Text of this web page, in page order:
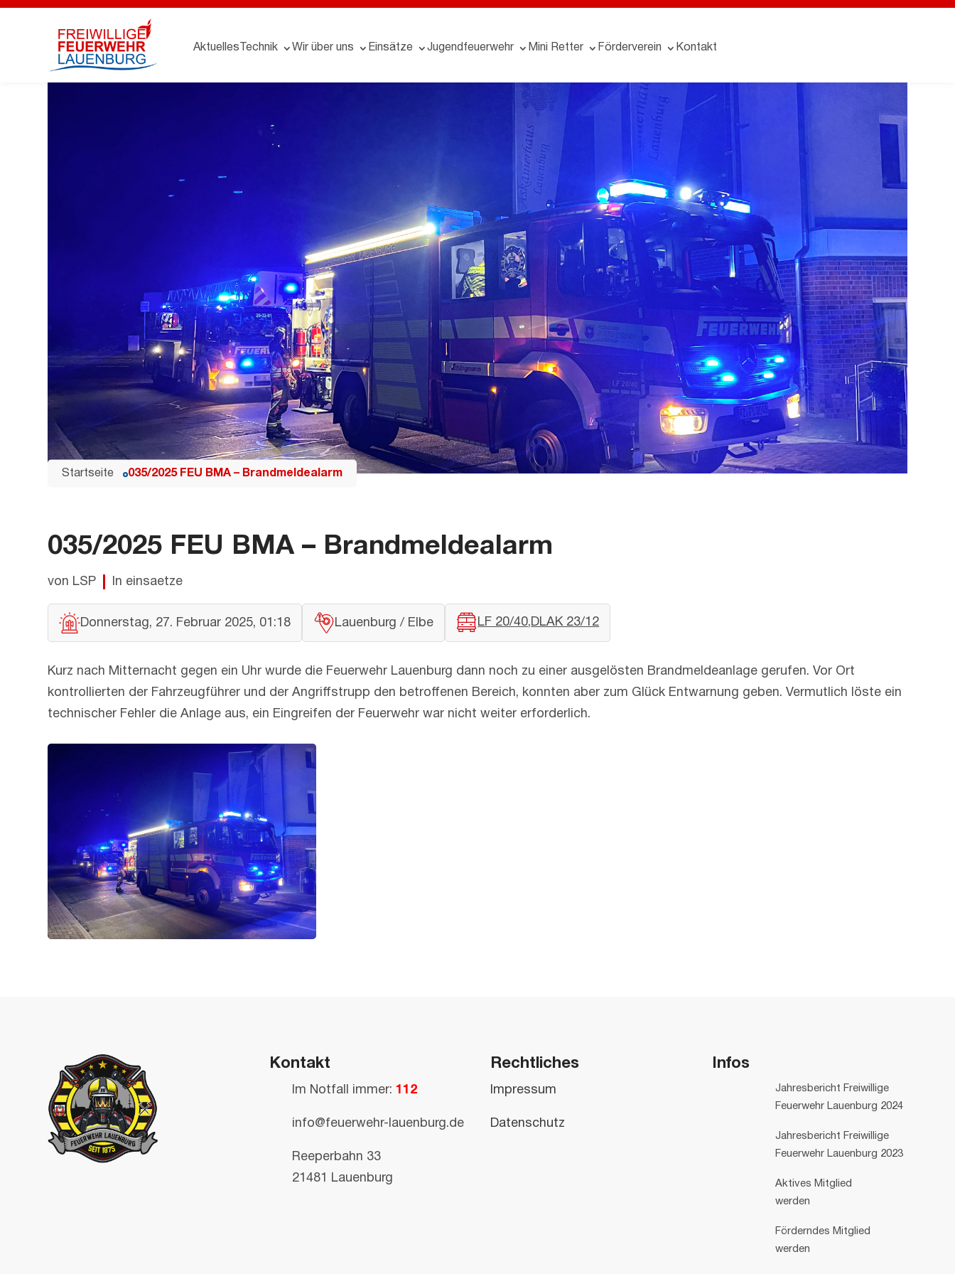
Aktuelles Technik Wir über uns Einsätze Jugendfeuerwehr Mini Retter Förderverein Kontakt
Startseite 035/2025 FEU BMA – Brandmeldealarm
035/2025 FEU BMA – Brandmeldealarm
von LSP In einsaetze
Donnerstag, 27. Februar 2025, 01:18 Lauenburg / Elbe LF 20/40 DLAK 23/12
Kurz nach Mitternacht gegen ein Uhr wurde die Feuerwehr Lauenburg dann noch zu einer ausgelösten Brandmeldeanlage gerufen. Vor Ort
kontrollierten der Fahrzeugführer und der Angriffstrupp den betroffenen Bereich, konnten aber zum Glück Entwarnung geben. Vermutlich löste ein
technischer Fehler die Anlage aus, ein Eingreifen der Feuerwehr war nicht weiter erforderlich.
Kontakt
Im Notfall immer: 112
info@feuerwehr-lauenburg.de
Reeperbahn 33
21481 Lauenburg
Rechtliches
Impressum
Datenschutz
Infos
Jahresbericht Freiwillige
Feuerwehr Lauenburg 2024
Jahresbericht Freiwillige
Feuerwehr Lauenburg 2023
Aktives Mitglied
werden
Förderndes Mitglied
werden